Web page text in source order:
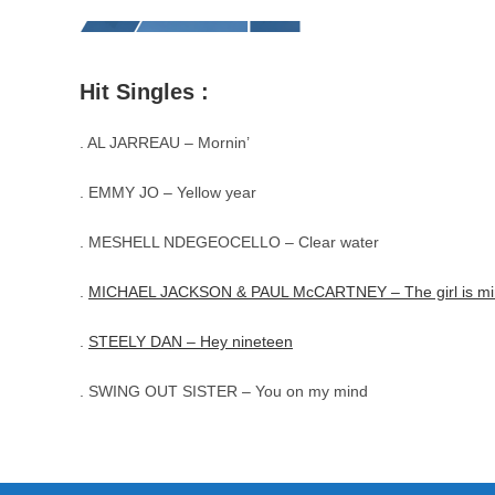
Hit Singles :
. AL JARREAU – Mornin’
. EMMY JO – Yellow year
. MESHELL NDEGEOCELLO – Clear water
MICHAEL JACKSON & PAUL McCARTNEY – The girl is
STEELY DAN – Hey nineteen
. SWING OUT SISTER – You on my mind